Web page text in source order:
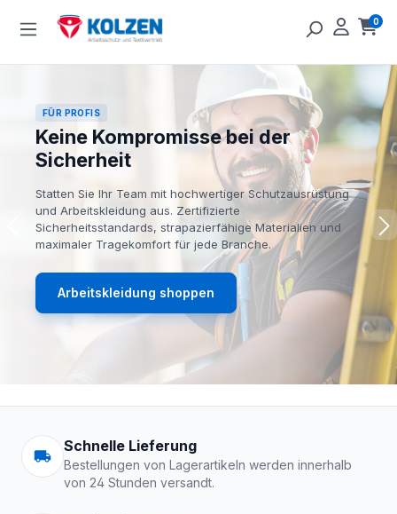
Zum Hauptinhalt springen 0
FÜR PROFIS
Keine Kompromisse bei der
Sicherheit
Statten Sie Ihr Team mit hochwertiger Schutzausrüstung
und Arbeitskleidung aus. Zertifizierte
Sicherheitsstandards, strapazierfähige Materialien und
maximaler Tragekomfort für jede Branche.
Arbeitskleidung shoppen
Arbeitskleidung |
Schnelle Lieferung
Bestellungen von Lagerartikeln werden innerhalb
von 24 Stunden versandt.